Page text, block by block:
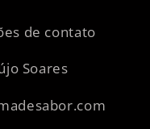
de contato
Soares